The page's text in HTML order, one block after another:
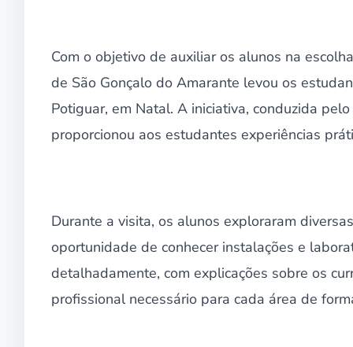
Com o objetivo de auxiliar os alunos na
de São Gonçalo do Amarante levou os
Potiguar, em Natal. A iniciativa, conduzida
proporcionou aos estudantes experiências
Durante a visita, os alunos exploraram
oportunidade de conhecer instalações e
detalhadamente, com explicações sobre os
profissional necessário para cada área de